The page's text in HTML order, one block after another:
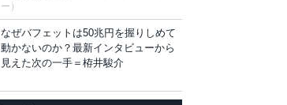
ー）
なぜバフェットは50兆円を握りしめて
動かないのか？最新インタビューから
見えた次の一手＝栫井駿介